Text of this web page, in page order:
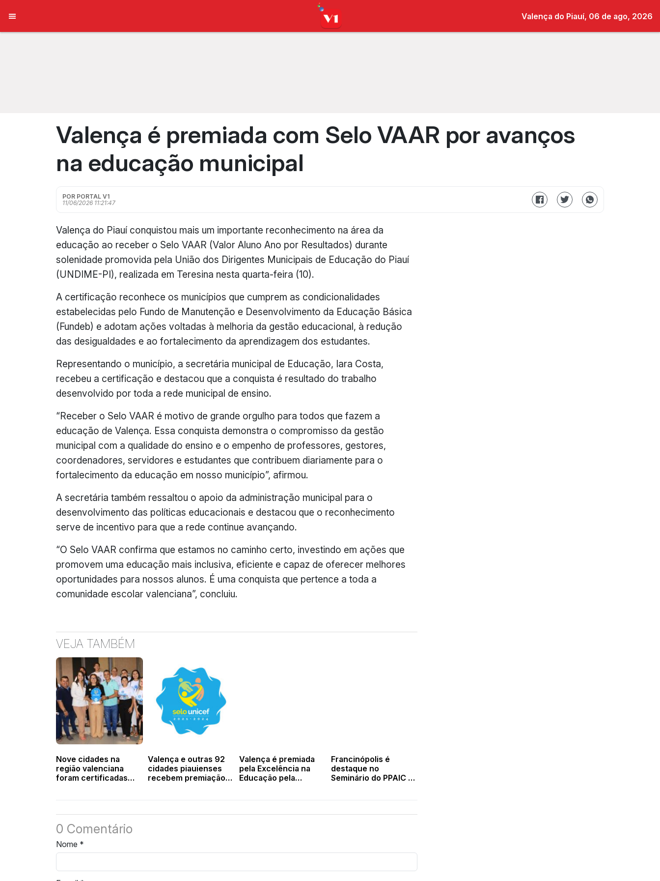
Valença do Piauí, 06 de ago, 2026
Valença é premiada com Selo VAAR por avanços
na educação municipal
POR PORTAL V1
11/06/2026 11:21:47
Valença do Piauí conquistou mais um importante reconhecimento na área da
educação ao receber o Selo VAAR (Valor Aluno Ano por Resultados) durante
solenidade promovida pela União dos Dirigentes Municipais de Educação do Piauí
(UNDIME-PI), realizada em Teresina nesta quarta-feira (10).
A certificação reconhece os municípios que cumprem as condicionalidades
estabelecidas pelo Fundo de Manutenção e Desenvolvimento da Educação Básica
(Fundeb) e adotam ações voltadas à melhoria da gestão educacional, à redução
das desigualdades e ao fortalecimento da aprendizagem dos estudantes.
Representando o município, a secretária municipal de Educação, Iara Costa,
recebeu a certificação e destacou que a conquista é resultado do trabalho
desenvolvido por toda a rede municipal de ensino.
“Receber o Selo VAAR é motivo de grande orgulho para todos que fazem a
educação de Valença. Essa conquista demonstra o compromisso da gestão
municipal com a qualidade do ensino e o empenho de professores, gestores,
coordenadores, servidores e estudantes que contribuem diariamente para o
fortalecimento da educação em nosso município”, afirmou.
A secretária também ressaltou o apoio da administração municipal para o
desenvolvimento das políticas educacionais e destacou que o reconhecimento
serve de incentivo para que a rede continue avançando.
“O Selo VAAR confirma que estamos no caminho certo, investindo em ações que
promovem uma educação mais inclusiva, eficiente e capaz de oferecer melhores
oportunidades para nossos alunos. É uma conquista que pertence a toda a
comunidade escolar valenciana”, concluiu.
VEJA TAMBÉM
Nove cidades na
região valenciana
foram certificadas
Valença e outras 92
cidades piauienses
recebem premiação
Valença é premiada
pela Excelência na
Educação pela
Francinópolis é
destaque no
Seminário do PPAIC e
0 Comentário
Nome *